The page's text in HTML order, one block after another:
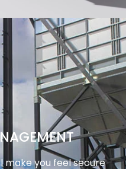
make you feel secure